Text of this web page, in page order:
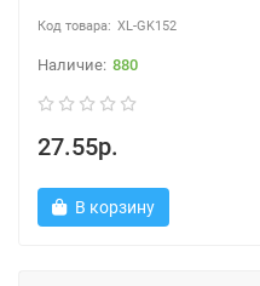
XL-GK152
880
27.55р.
В корзину